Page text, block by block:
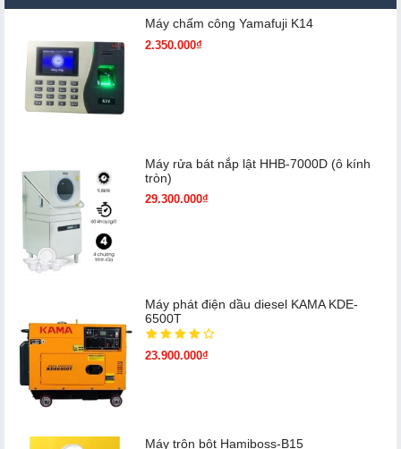
Máy chấm cô​ng Yamafuji K14
2.350.000₫
Máy rửa bát nắp lật HHB-7000D (ô kính
tròn)
29.300.000₫
Máy phát điện dầu diesel KAMA KDE-
6500T
23.900.000₫
Máy trộn bột Hamiboss-B15